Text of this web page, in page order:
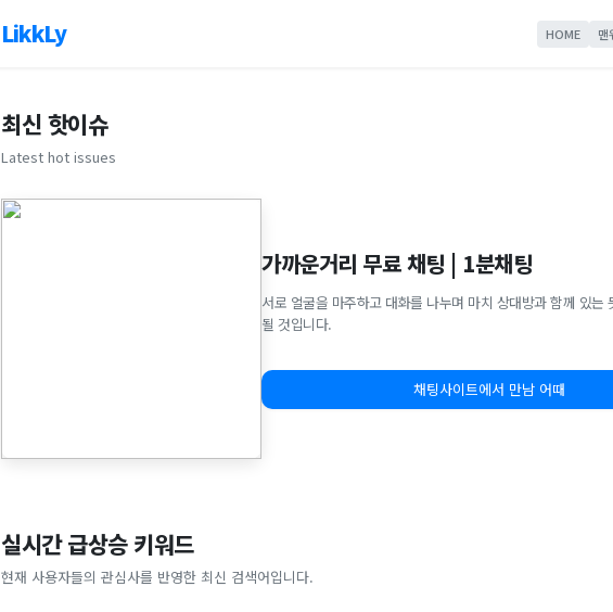
LikkLy HOME 맨
최신 핫이슈
Latest hot issues
가까운거리 무료 채팅 | 1분채팅
서로 얼굴을 마주하고 대화를 나누며 마치 상대방과 함께 있는
될 것입니다.
채팅사이트에서 만남 어때
실시간 급상승 키워드
현재 사용자들의 관심사를 반영한 최신 검색어입니다.